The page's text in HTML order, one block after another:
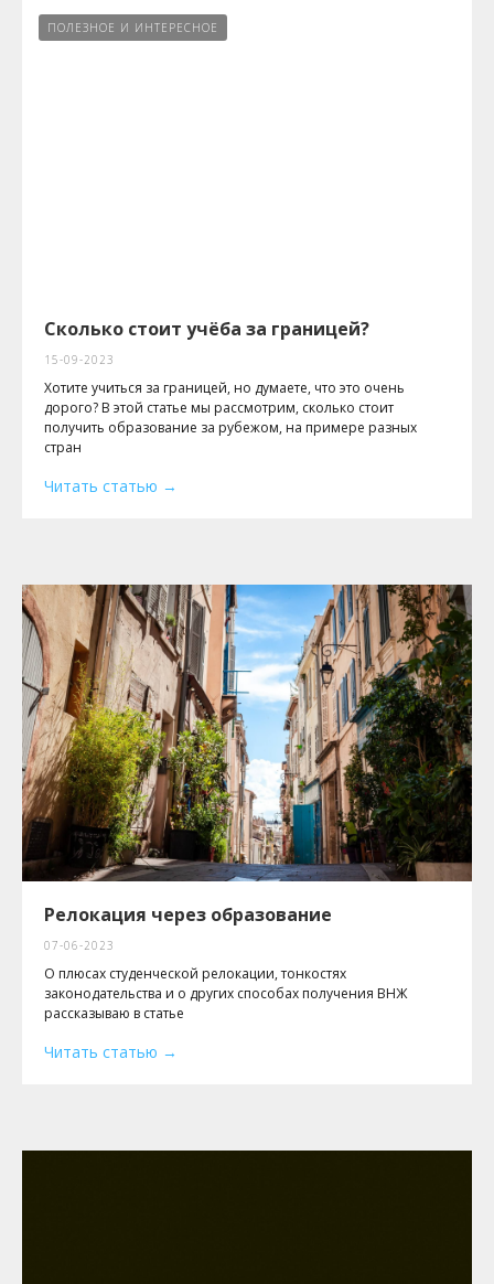
ПОЛЕЗНОЕ И ИНТЕРЕСНОЕ
Сколько стоит учёба за границей?
15-09-2023
Хотите учиться за границей, но думаете, что это очень
дорого? В этой статье мы рассмотрим, сколько стоит
получить образование за рубежом, на примере разных
стран
Читать статью
Релокация через образование
07-06-2023
О плюсах студенческой релокации, тонкостях
законодательства и о других способах получения ВНЖ
рассказываю в статье
Читать статью